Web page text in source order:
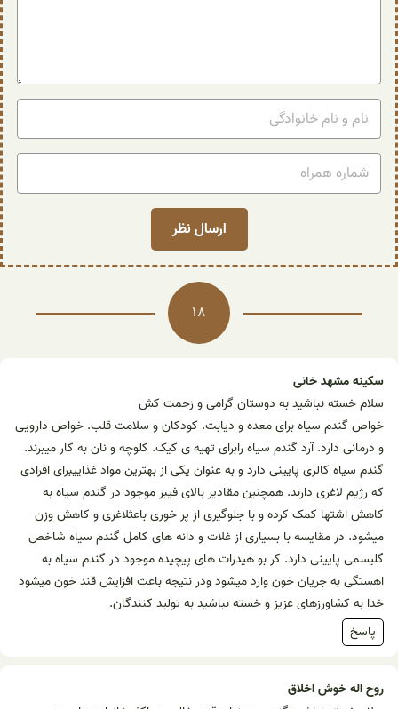
18
سکینه مشهد خانی
سلام خسته نباشید به دوستان گرامی و زحمت کش
خواص گندم سیاه برای معده و دیابت. کودکان و سلامت قلب. خواص دارویی
و درمانی دارد. آرد گندم سیاه رابرای تهیه ی کیک. کلوچه و نان به کار میبرند.
گندم سیاه کالری پایینی دارد و به عنوان یکی از بهترین مواد غذاییبرای افرادی
که رژیم لاغری دارند. همچنین مقادیر بالای فیبر موجود در گندم سیاه به
کاهش اشتها کمک کرده و با جلوگیری از پر خوری باعثلاغری و کاهش وزن
میشود. در مقایسه با بسیاری از غلات و دانه های کامل گندم سیاه شاخص
گلیسمی پایینی دارد. کر بو هیدرات های پیچیده موجود در گندم سیاه به
اهستگی به جریان خون وارد میشود ودر نتیجه باعث افزایش قند خون میشود
خدا به کشاورزهای عزیز و خسته نباشید به تولید کنندگان.
پاسخ
روح اله خوش اخلاق